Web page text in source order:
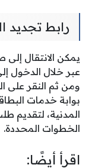
رابط تجديد
يمكن الانتقال إلى
عبر خلال الدخول
ومن ثم النقر على
بوابة خدمات
المدنية، لتقديم
الخطوات المحددة.
اقرأ أيضًا: